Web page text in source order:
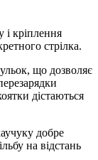
і кріплення
стрілка.
що дозволяє
дістаються
добре
на відстань